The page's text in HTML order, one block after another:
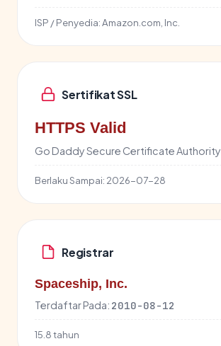
ISP / Penyedia:Amazon.com, Inc.
Sertifikat SSL
HTTPS Valid
Go Daddy Secure Certificate Authority
Berlaku Sampai: 2026-07-28
Registrar
Spaceship, Inc.
Terdaftar Pada: 2010-08-12
15.8 tahun